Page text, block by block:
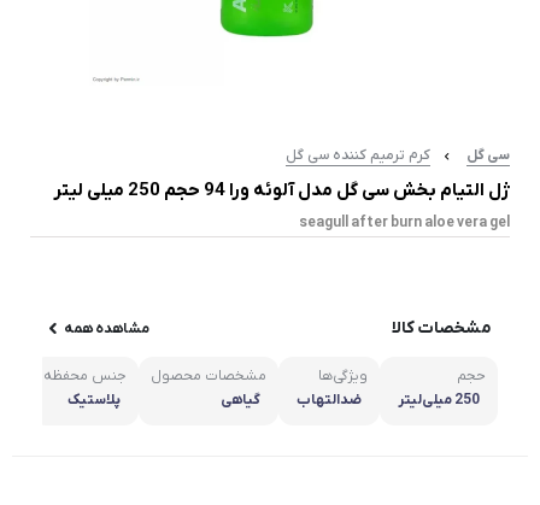
سی گل کرم ترمیم کننده سی گل
ژل التیام بخش سی گل مدل آلوئه ورا 94 حجم 250 میلی لیتر
seagull after burn aloe vera gel
مشخصات کالا مشاهده همه
حجم
250 میلی‌لیتر
ویژگی‌ها
ضدالتهاب
مشخصات محصول
گیاهی
جنس محفظه
پلاستیک